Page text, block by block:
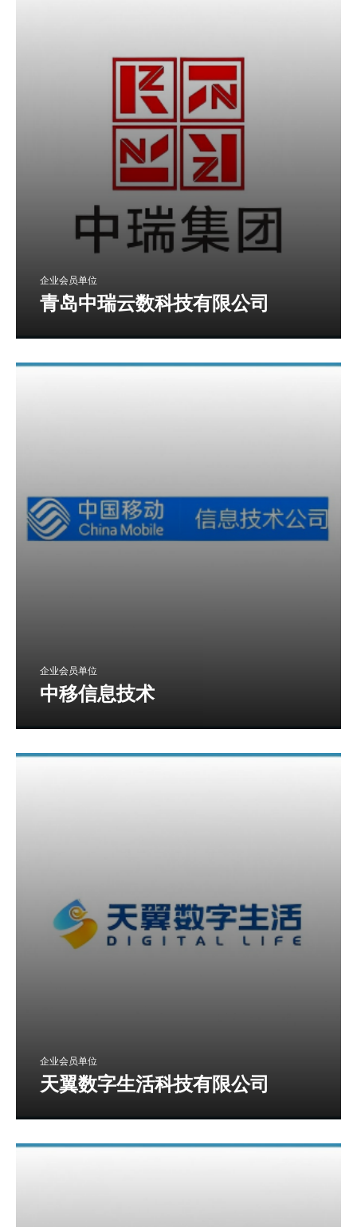
企业会员单位
青岛中瑞云数科技有限公司
企业会员单位
中移信息技术
企业会员单位
天翼数字生活科技有限公司